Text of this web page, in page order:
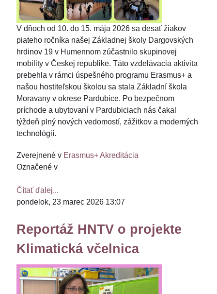
V dňoch od 10. do 15. mája 2026 sa desať žiakov
piateho ročníka našej Základnej školy Dargovských
hrdinov 19 v Humennom zúčastnilo skupinovej
mobility v Českej republike. Táto vzdelávacia aktivita
prebehla v rámci úspešného programu Erasmus+ a
našou hostiteľskou školou sa stala Základní škola
Moravany v okrese Pardubice. Po bezpečnom
príchode a ubytovaní v Pardubiciach nás čakal
týždeň plný nových vedomostí, zážitkov a moderných
technológií.
Zverejnené v Erasmus+ Akreditácia
Označené v
Čítať ďalej...
pondelok, 23 marec 2026 13:07
Reportáž HNTV o projekte
Klimatická včelnica